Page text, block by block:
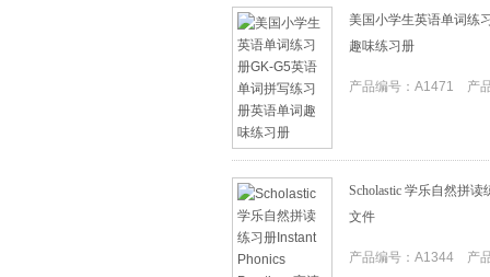
美国小学生英语单词练
趣味练习册
产品编号：A1471 产
Scholastic 学乐自然拼读
文件
产品编号：A1344 产